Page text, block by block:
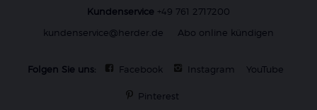
Kundenservice +49 761 2717200
kundenservice@herder.de
Abo online kündigen
Folgen Sie uns: Facebook Instagram YouTube
Pinterest